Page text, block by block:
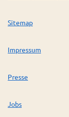
Sitemap
Impressum
Presse
Jobs